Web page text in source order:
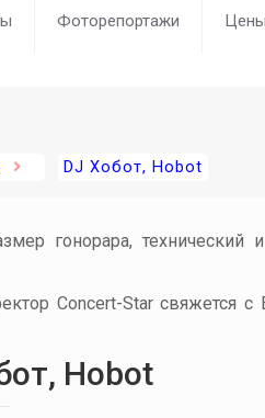
Фоторепортажи Цены
DJ Хобот, Hobot
гонорара,
Concert-Star свяжется с
Hobot